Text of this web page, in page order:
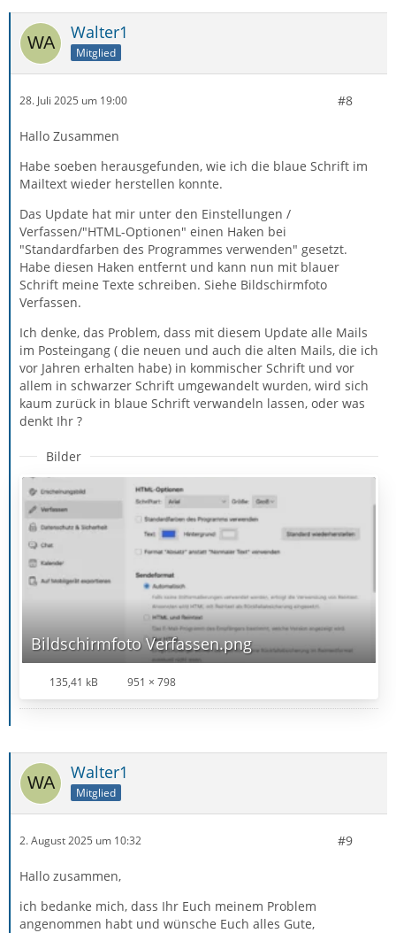
Walter1
Mitglied
28. Juli 2025 um 19:00 #8
Hallo Zusammen
Habe soeben herausgefunden, wie ich die blaue Schrift im
Mailtext wieder herstellen konnte.
Das Update hat mir unter den Einstellungen /
Verfassen/"HTML-Optionen" einen Haken bei
"Standardfarben des Programmes verwenden" gesetzt.
Habe diesen Haken entfernt und kann nun mit blauer
Schrift meine Texte schreiben. Siehe Bildschirmfoto
Verfassen.
Ich denke, das Problem, dass mit diesem Update alle Mails
im Posteingang ( die neuen und auch die alten Mails, die ich
vor Jahren erhalten habe) in kommischer Schrift und vor
allem in schwarzer Schrift umgewandelt wurden, wird sich
kaum zurück in blaue Schrift verwandeln lassen, oder was
denkt Ihr ?
Bilder
Bildschirmfoto Verfassen.png
135,41 kB 951 × 798
Walter1
Mitglied
2. August 2025 um 10:32 #9
Hallo zusammen,
ich bedanke mich, dass Ihr Euch meinem Problem
angenommen habt und wünsche Euch alles Gute,